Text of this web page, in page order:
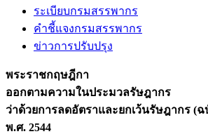
ระเบียบกรมสรรพากร
คำชี้แจงกรมสรรพากร
ข่าวการปรับปรุง
พระราชกฤษฎีกา
ออกตามความในประมวลรัษฎากร
ว่าด้วยการลดอัตราและยกเว้นรัษฎากร (ฉ
พ.ศ. 2544